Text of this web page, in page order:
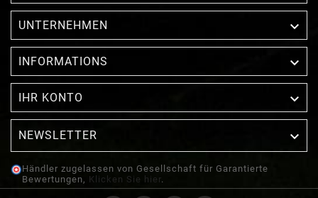
UNTERNEHMEN 
INFORMATIONS 
IHR KONTO 
NEWSLETTER 
Händler zugelassen von Gesellschaft für Garantierte
Bewertungen, Klicken Sie hier.